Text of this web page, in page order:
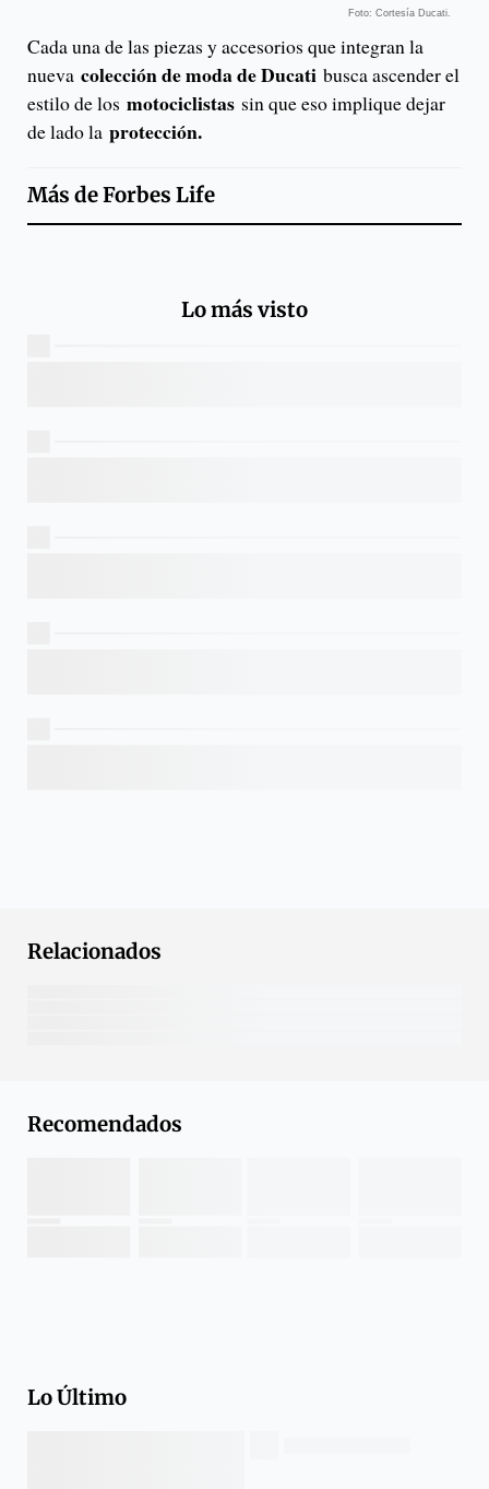
Foto: Cortesía Ducati.
Cada una de las piezas y accesorios que integran la
nueva colección de moda de Ducati busca ascender el
estilo de los motociclistas sin que eso implique dejar
de lado la protección.
Más deForbes Life
Lo más visto
Relacionados
Recomendados
Lo Último